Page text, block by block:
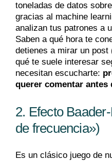
toneladas de datos
gracias al machine
analizan tus patrones a
Saben a qué hora te
detienes a mirar un
qué te suele interesar
necesitan escucharte:
querer comentar antes
2. Efecto
de frecuencia»)
Es un clásico juego de